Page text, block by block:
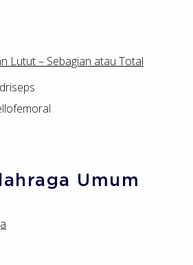
Lutut – Sebagian atau Total
Umum